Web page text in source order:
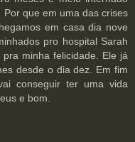
que em uma das crises
em casa dia nove
pro hospital Sarah
minha felicidade. Ele já
desde o dia dez. Em fim
conseguir ter uma vida
e bom.